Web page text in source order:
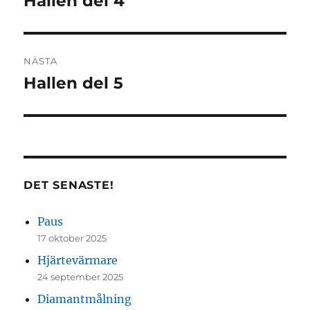
NÄSTA
Nästa
Hallen del 5
DET SENASTE!
Paus
17 oktober 2025
Hjärtevärmare
24 september 2025
Diamantmålning